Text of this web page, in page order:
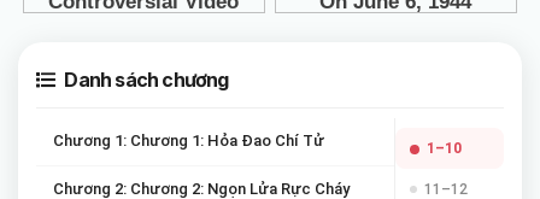
Danh sách chương
Chương 1: Chương 1: Hỏa Đao Chí Tử
Chương 2: Chương 2: Ngọn Lửa Rực Cháy
1–10
11–12